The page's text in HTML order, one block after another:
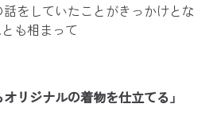
2020年11月11日 北近畿経済新聞
をしていたことがきっかけとな
も相まって
リジナルの着物を仕立てる」